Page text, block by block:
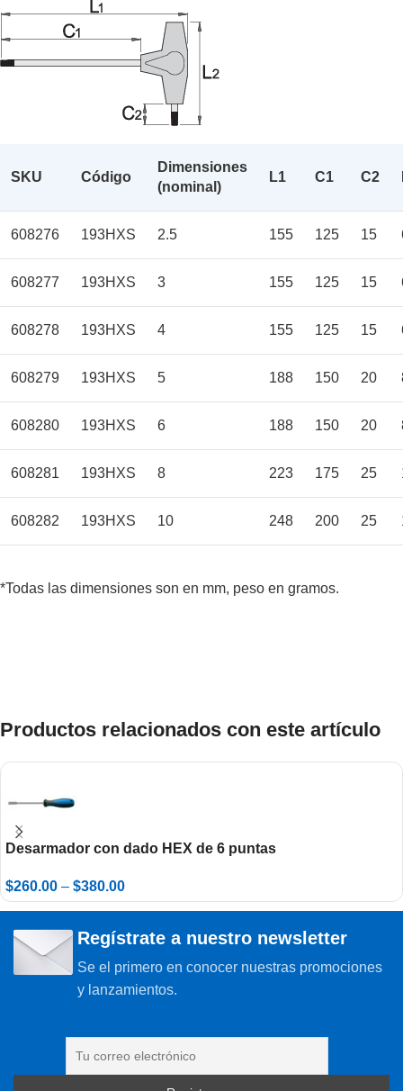
SKU Código
Dimensiones
(nominal)
L1 C1 C2
608276 193HXS 2.5 155 125 15
608277 193HXS 3 155 125 15
608278 193HXS 4 155 125 15
608279 193HXS 5 188 150 20
608280 193HXS 6 188 150 20
608281 193HXS 8 223 175 25
608282 193HXS 10 248 200 25
*Todas las dimensiones son en mm, peso en gramos.
Productos relacionados con este artículo
Desarmador con dado HEX de 6 puntas
$260.00 – $380.00
Regístrate a nuestro newsletter
Se el primero en conocer nuestras promociones
y lanzamientos.